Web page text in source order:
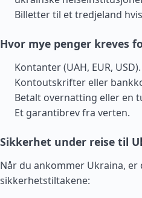
Billetter til et tredjeland
Hvor mye penger kreves
Kontanter (UAH, EUR, USD).
Kontoutskrifter eller
Betalt overnatting eller en
Et garantibrev fra verten.
Sikkerhet under reise til
Når du ankommer Ukraina,
sikkerhetstiltakene: